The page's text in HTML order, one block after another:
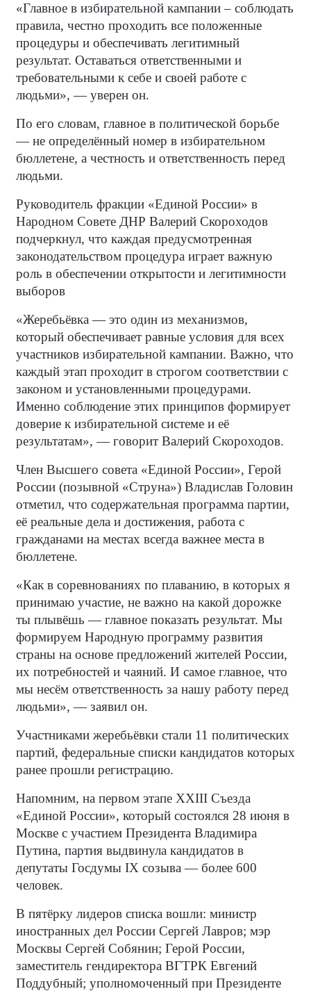
«Главное в избирательной кампании – соблюдать
правила, честно проходить все положенные
процедуры и обеспечивать легитимный
результат. Оставаться ответственными и
требовательными к себе и своей работе с
людьми», — уверен он.
По его словам, главное в политической борьбе
— не определённый номер в избирательном
бюллетене, а честность и ответственность перед
людьми.
Руководитель фракции «Единой России» в
Народном Совете ДНР Валерий Скороходов
подчеркнул, что каждая предусмотренная
законодательством процедура играет важную
роль в обеспечении открытости и легитимности
выборов
«Жеребьёвка — это один из механизмов,
который обеспечивает равные условия для всех
участников избирательной кампании. Важно, что
каждый этап проходит в строгом соответствии с
законом и установленными процедурами.
Именно соблюдение этих принципов формирует
доверие к избирательной системе и её
результатам», — говорит Валерий Скороходов.
Член Высшего совета «Единой России», Герой
России (позывной «Струна») Владислав Головин
отметил, что содержательная программа партии,
её реальные дела и достижения, работа с
гражданами на местах всегда важнее места в
бюллетене.
«Как в соревнованиях по плаванию, в которых я
принимаю участие, не важно на какой дорожке
ты плывёшь — главное показать результат. Мы
формируем Народную программу развития
страны на основе предложений жителей России,
их потребностей и чаяний. И самое главное, что
мы несём ответственность за нашу работу перед
людьми», — заявил он.
Участниками жеребьёвки стали 11 политических
партий, федеральные списки кандидатов которых
ранее прошли регистрацию.
Напомним, на первом этапе XXIII Съезда
«Единой России», который состоялся 28 июня в
Москве с участием Президента Владимира
Путина, партия выдвинула кандидатов в
депутаты Госдумы IX созыва — более 600
человек.
В пятёрку лидеров списка вошли: министр
иностранных дел России Сергей Лавров; мэр
Москвы Сергей Собянин; Герой России,
заместитель гендиректора ВГТРК Евгений
Поддубный; уполномоченный при Президенте